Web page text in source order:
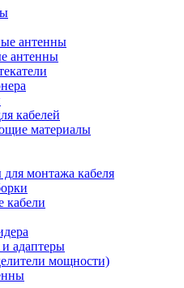
антенны
антенны
кабелей
материалы
монтажа кабеля
кабели
адаптеры
мощности)